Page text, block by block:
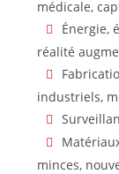
médicale,
Énergie,
réalité
industriels,
minces,